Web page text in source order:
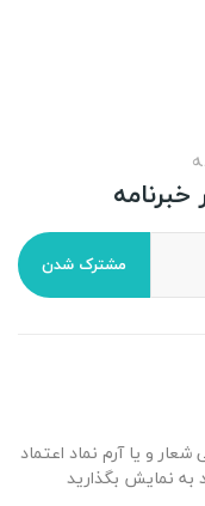
مشترک شدن
و یا آرم نماد اعتماد
نمایش بگذارید